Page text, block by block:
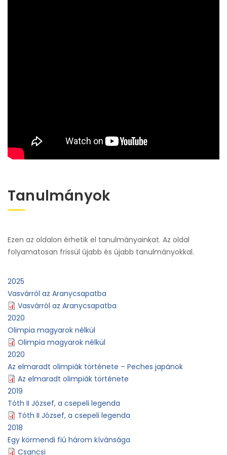
Tanulmányok
Ezen az oldalon érhetik el tanulmányainkat. Az oldal
folyamatosan frissül újabb és újabb tanulmányokkal.
2025
Vasvárról az Aranycsapatba
Vasvárról az Aranycsapatba
2020
Olimpia magyarok nélkül
Olimpia magyarok nélkül
2020
Az elmaradt olimpiák története – Peches japánok
Az elmaradt olimpiák története
2019
Tóth II József, a csepeli legenda
Tóth II József, a csepeli legenda
2018
Egy körmendi fiú három kívánsága
Csancsi